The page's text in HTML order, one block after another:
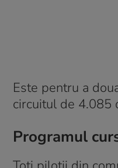
Este pentru a
circuitul de 4.085
Programul